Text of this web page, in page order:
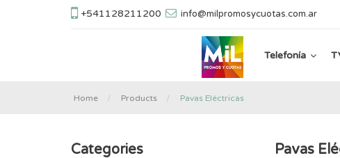
+541128211200 info@milpromosycuotas.com.ar
Telefonía
Home Products Pavas Eléctricas
Categories Pavas